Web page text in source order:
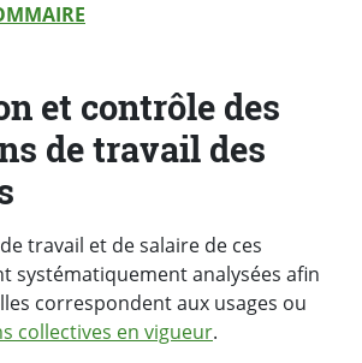
et contrôle des
de travail des
travail et de salaire de ces
systématiquement analysées afin
correspondent aux usages ou
collectives en vigueur.